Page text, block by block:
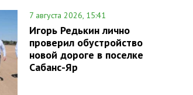
7 августа 2026, 15:41
Игорь Редькин лично
проверил обустройство
новой дороге в поселке
Сабанс-Яр